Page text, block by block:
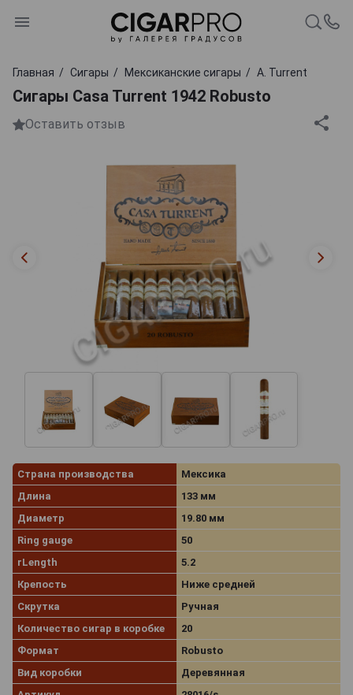
Главная Сигары Мексиканские сигары A. Turrent
Сигары Casa Turrent 1942 Robusto
Оставить отзыв
Страна производства
Мексика
Длина
133 мм
Диаметр
19.80 мм
Ring gauge
50
rLength
5.2
Крепость
Ниже средней
Скрутка
Ручная
Количество сигар в коробке
20
Формат
Robusto
Вид коробки
Деревянная